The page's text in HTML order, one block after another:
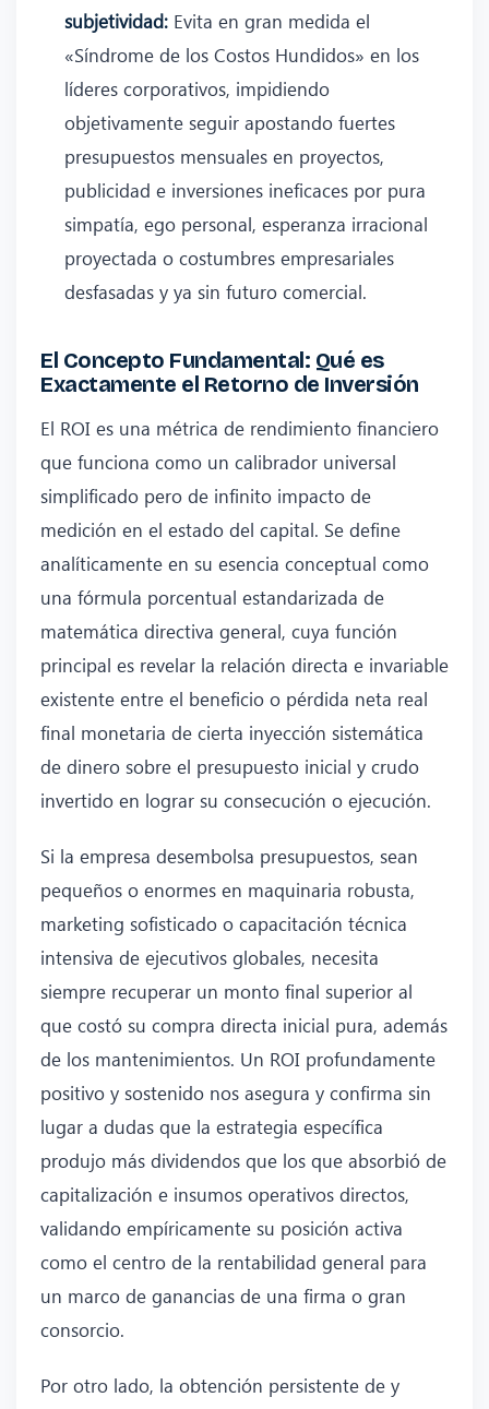
subjetividad: Evita en gran medida el
«Síndrome de los Costos Hundidos» en los
líderes corporativos, impidiendo
objetivamente seguir apostando fuertes
presupuestos mensuales en proyectos,
publicidad e inversiones ineficaces por pura
simpatía, ego personal, esperanza irracional
proyectada o costumbres empresariales
desfasadas y ya sin futuro comercial.
El Concepto Fundamental: Qué es
Exactamente el Retorno de Inversión
El ROI es una métrica de rendimiento financiero
que funciona como un calibrador universal
simplificado pero de infinito impacto de
medición en el estado del capital. Se define
analíticamente en su esencia conceptual como
una fórmula porcentual estandarizada de
matemática directiva general, cuya función
principal es revelar la relación directa e invariable
existente entre el beneficio o pérdida neta real
final monetaria de cierta inyección sistemática
de dinero sobre el presupuesto inicial y crudo
invertido en lograr su consecución o ejecución.
Si la empresa desembolsa presupuestos, sean
pequeños o enormes en maquinaria robusta,
marketing sofisticado o capacitación técnica
intensiva de ejecutivos globales, necesita
siempre recuperar un monto final superior al
que costó su compra directa inicial pura, además
de los mantenimientos. Un ROI profundamente
positivo y sostenido nos asegura y confirma sin
lugar a dudas que la estrategia específica
produjo más dividendos que los que absorbió de
capitalización e insumos operativos directos,
validando empíricamente su posición activa
como el centro de la rentabilidad general para
un marco de ganancias de una firma o gran
consorcio.
Por otro lado, la obtención persistente de y